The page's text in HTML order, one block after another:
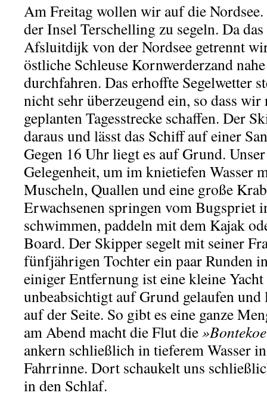
Am Freitag wollen wir auf die
der Insel Terschelling zu segeln. Da
Afsluitdijk von der Nordsee getrennt
östliche Schleuse Kornwerderzand
durchfahren. Das erhoffte Segelwetter
nicht sehr überzeugend ein, so dass
geplanten Tagesstrecke schaffen. Der
daraus und lässt das Schiff auf einer
Gegen 16 Uhr liegt es auf Grund.
Gelegenheit, um im knietiefen Wasser
Muscheln, Quallen und eine große
Erwachsenen springen vom Bugspriet
schwimmen, paddeln mit dem Kajak
Board. Der Skipper segelt mit seiner
fünfjährigen Tochter ein paar Runden
einiger Entfernung ist eine kleine
unbeabsichtigt auf Grund gelaufen
auf der Seite. So gibt es eine ganze
am Abend macht die Flut die
ankern schließlich in tieferem Wasser
Fahrrinne. Dort schaukelt uns
in den Schlaf.